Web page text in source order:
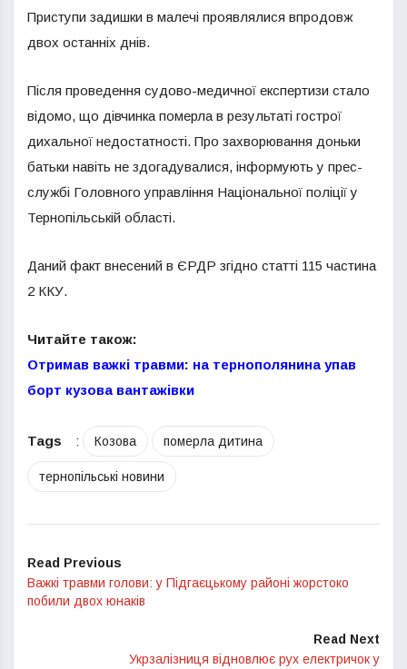
Приступи задишки в малечі проявлялися впродовж
двох останніх днів.
Після проведення судово-медичної експертизи стало
відомо, що дівчинка померла в результаті гострої
дихальної недостатності. Про захворювання доньки
батьки навіть не здогадувалися, інформують у прес-
службі Головного управління Національної поліції у
Тернопільській області.
Даний факт внесений в ЄРДР згідно статті 115 частина
2 ККУ.
Читайте також:
Отримав важкі травми: на тернополянина упав
борт кузова вантажівки
Tags : Козова померла дитина
тернопільські новини
Read Previous
Важкі травми голови: у Підгаєцькому районі жорстоко
побили двох юнаків
Read Next
Укрзалізниця відновлює рух електричок у